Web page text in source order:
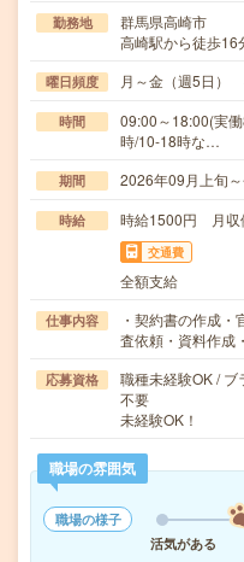
勤務地
群馬県高崎市
高崎駅から徒歩16
曜日頻度 月～金（週5日）
時間
09:00～18:00(実
時/10-18時な…
期間 2026年09月上旬
時給 時給1500円 月収
交通費
全額支給
仕事内容
・契約書の作成
査依頼・資料作成
応募資格
職種未経験OK / ブ
不要
未経験OK！
職場の雰囲気
職場の様子
活気がある